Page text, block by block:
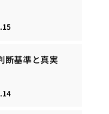
断基準と真実